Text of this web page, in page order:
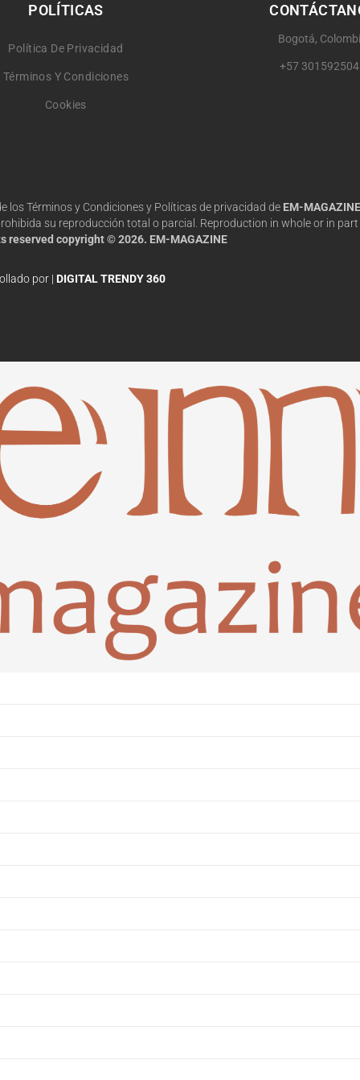
POLÍTICAS
Política De Privacidad
Términos Y Condiciones
Cookies
Bogotá,
+57
los Términos y Condiciones y Políticas de privacidad de EM-MAGAZINE
su reproducción total o parcial. Reproduction in whole or in part
reserved copyright © 2026. EM-MAGAZINE
por | DIGITAL TRENDY 360